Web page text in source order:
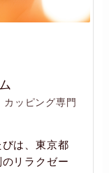
ッピング専門
は、東京都
リラクゼー